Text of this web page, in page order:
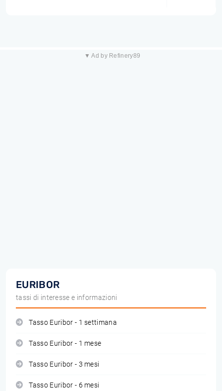
▼ Ad by Refinery89
EURIBOR
tassi di interesse e informazioni
Tasso Euribor - 1 settimana
Tasso Euribor - 1 mese
Tasso Euribor - 3 mesi
Tasso Euribor - 6 mesi